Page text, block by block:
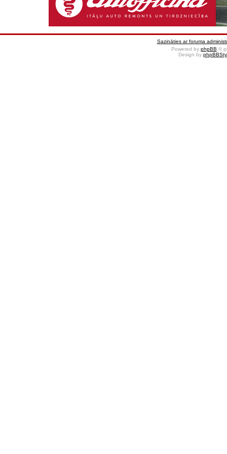
Sazināties ar foruma
Powered by phpBB ©
Design by